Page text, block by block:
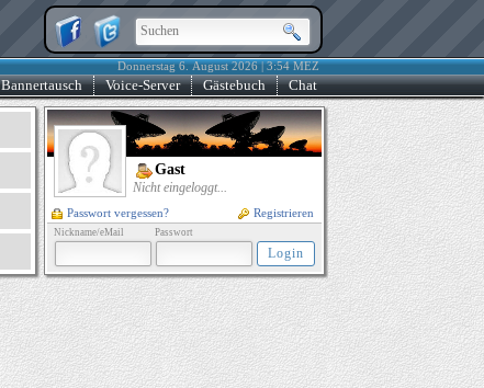
Donnerstag 6. August 2026 | 3:54 MEZ
Chat
Gästebuch
Voice-Server
Bannertausch
Gast
Nicht eingeloggt...
Passwort vergessen? Registrieren
Nickname/eMail Passwort